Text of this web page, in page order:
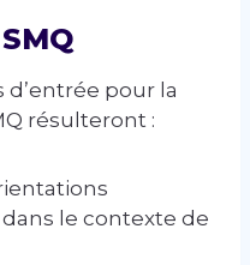
pour la
résulteront :
le contexte de